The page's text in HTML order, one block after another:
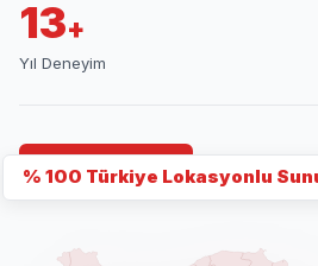
13+
Yıl Deneyim
İletişime Geç
% 100 Türkiye Lokasyonlu